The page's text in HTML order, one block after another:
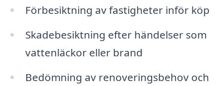
Förbesiktning av fastigheter inför köp
Skadebesiktning efter händelser som
vattenläckor eller brand
Bedömning av renoveringsbehov och